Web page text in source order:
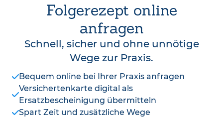
Folgerezept online
anfragen
Schnell, sicher und ohne unnötige
Wege zur Praxis.
Bequem online bei Ihrer Praxis anfragen
Versichertenkarte digital als
Ersatzbescheinigung übermitteln
Spart Zeit und zusätzliche Wege